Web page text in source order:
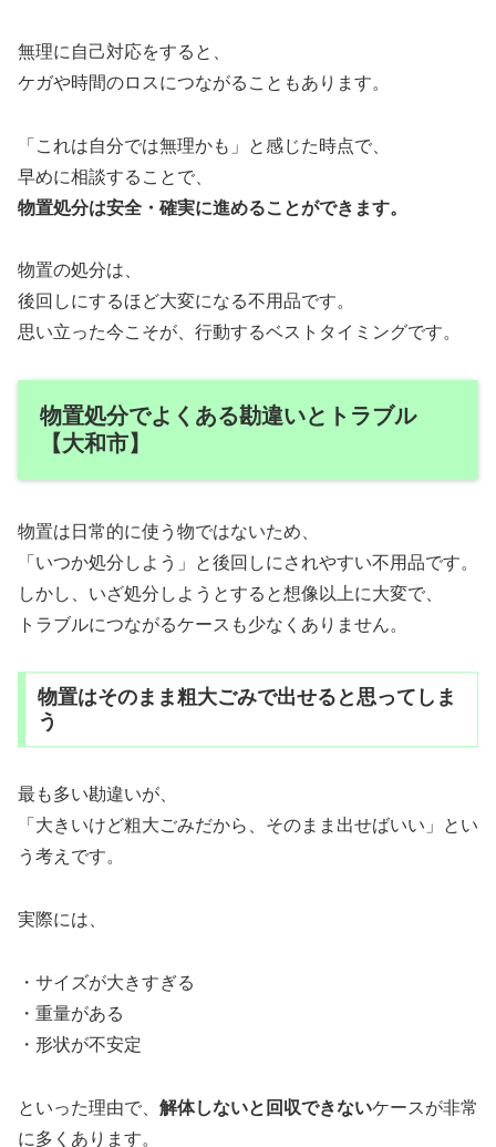
無理に自己対応をすると、
ケガや時間のロスにつながることもあります。
「これは自分では無理かも」と感じた時点で、
早めに相談することで、
物置処分は安全・確実に進めることができます。
物置の処分は、
後回しにするほど大変になる不用品です。
思い立った今こそが、行動するベストタイミングです。
物置処分でよくある勘違いとトラブル
【大和市】
物置は日常的に使う物ではないため、
「いつか処分しよう」と後回しにされやすい不用品です。
しかし、いざ処分しようとすると想像以上に大変で、
トラブルにつながるケースも少なくありません。
物置はそのまま粗大ごみで出せると思ってしま
う
最も多い勘違いが、
「大きいけど粗大ごみだから、そのまま出せばいい」とい
う考えです。
実際には、
・サイズが大きすぎる
・重量がある
・形状が不安定
といった理由で、 解体しないと回収できないケースが非常
に多くあります。